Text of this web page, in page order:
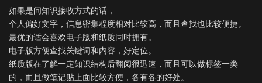
如果是问知识接收方式的话，
个人偏好文字，信息密集程度相对比较高，而且查找也比较便捷。
最优的话会喜欢电子版和纸质同时拥有。
电子版方便查找关键词和内容，好定位。
纸质版在了解一定知识结构后翻阅很迅速，而且可以做标签一类
的，而且做笔记贴上面比较方便，各有各的好处。